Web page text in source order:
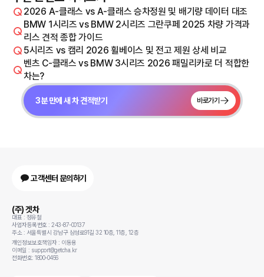
2026 A-클래스 vs A-클래스 승차정원 및 배기량 데이터 대조
BMW 1시리즈 vs BMW 2시리즈 그란쿠페 2025 차량 가격과
리스 견적 종합 가이드
5시리즈 vs 캠리 2026 휠베이스 및 전고 제원 상세 비교
벤츠 C-클래스 vs BMW 3시리즈 2026 패밀리카로 더 적합한
차는?
3분 만에 새 차 견적받기 바로가기
고객센터 문의하기
(주) 겟차
대표 : 정유철
사업자등록번호 : 243-87-00137
주소 : 서울특별시 강남구 삼성로91길 32 10층, 11층, 12층
개인정보보호책임자 : 이동용
이메일 : support@getcha.kr
전화번호: 1800-0456